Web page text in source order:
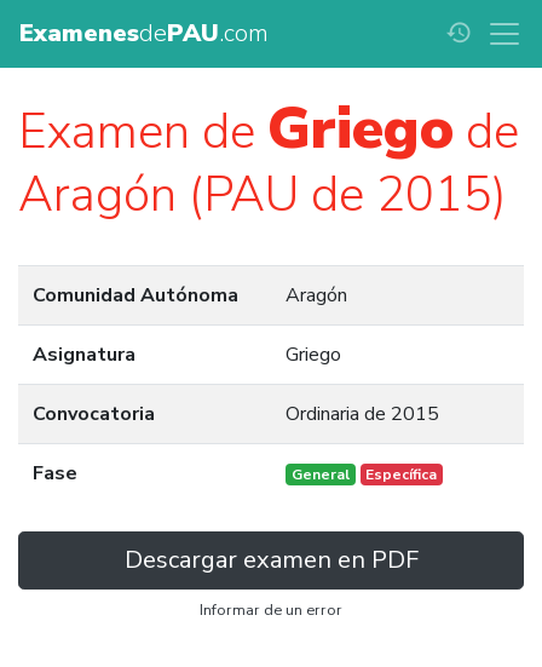
ExamenesdePAU.com history
Examen de Griego de
Aragón (PAU de 2015)
Comunidad Autónoma Aragón
Asignatura Griego
Convocatoria Ordinaria de 2015
Fase General Específica
Descargar examen en PDF
Informar de un error